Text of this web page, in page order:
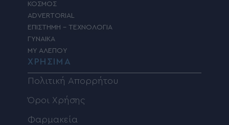
ΚΟΣΜΟΣ
ADVERTORIAL
ΕΠΙΣΤΗΜΗ – ΤΕΧΝΟΛΟΓΙΑ
ΓΥΝΑΙΚΑ
MY ΑΛΕΠΟΥ
ΧΡΗΣΙΜΑ
Πολιτική Απορρήτου
Όροι Χρήσης
Φαρμακεία